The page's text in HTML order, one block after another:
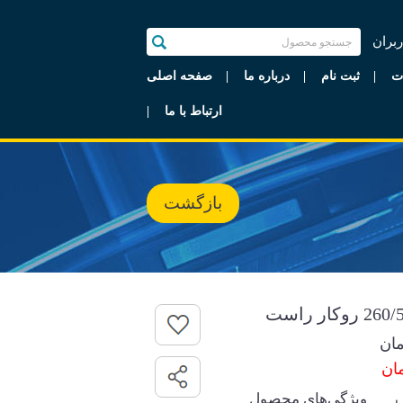
صفحه اصلی درباره ما ثبت نام
ارتباط با ما
بازگشت
ویژگی‌های محصول